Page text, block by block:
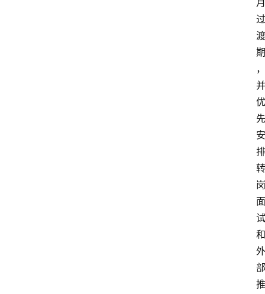
月
过
渡
期
，
并
优
先
安
排
转
岗
面
试
和
外
部
推